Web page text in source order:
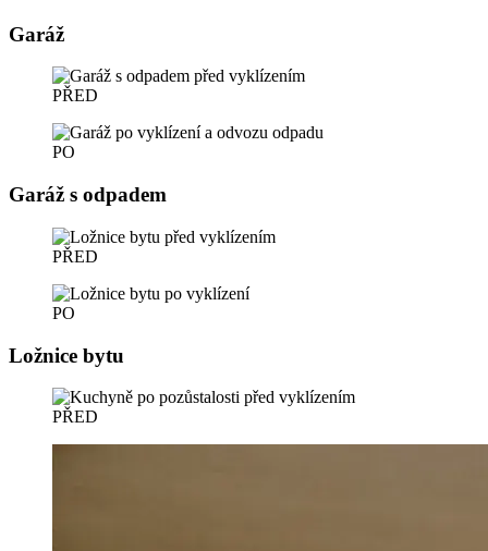
Garáž
PŘED
PO
Garáž s odpadem
PŘED
PO
Ložnice bytu
PŘED